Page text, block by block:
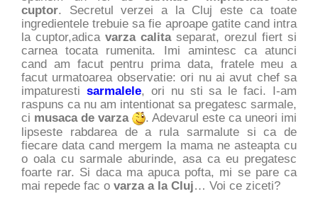
cuptor. Secretul verzei a la Cluj este ca toate
ingredientele trebuie sa fie aproape gatite cand intra
la cuptor,adica varza calitaseparat, orezul fiert si
carnea tocata rumenita. Imi amintesc ca atunci
cand am facut pentru prima data, fratele meu a
facut urmatoarea observatie: ori nu ai avut chef sa
impaturesti sarmalele, ori nu sti sa le faci. I-am
raspuns ca nu am intentionat sa pregatesc sarmale,
ci musaca de varza
. Adevarul este ca uneori imi
lipseste rabdarea de a rula sarmalute si ca de
fiecare data cand mergem la mama ne asteapta cu
o oala cu sarmale aburinde, asa ca eu pregatesc
foarte rar. Si daca ma apuca pofta, mi se pare ca
mai repede fac o varza a la Cluj… Voi ce ziceti?